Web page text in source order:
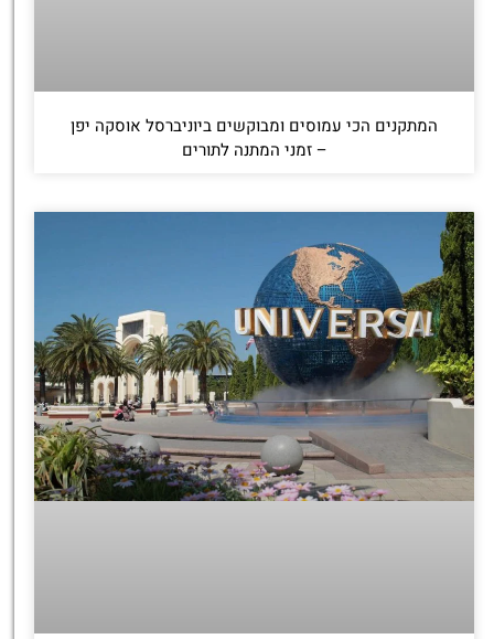
המתקנים הכי עמוסים ומבוקשים ביוניברסל אוסקה יפן
– זמני המתנה לתורים